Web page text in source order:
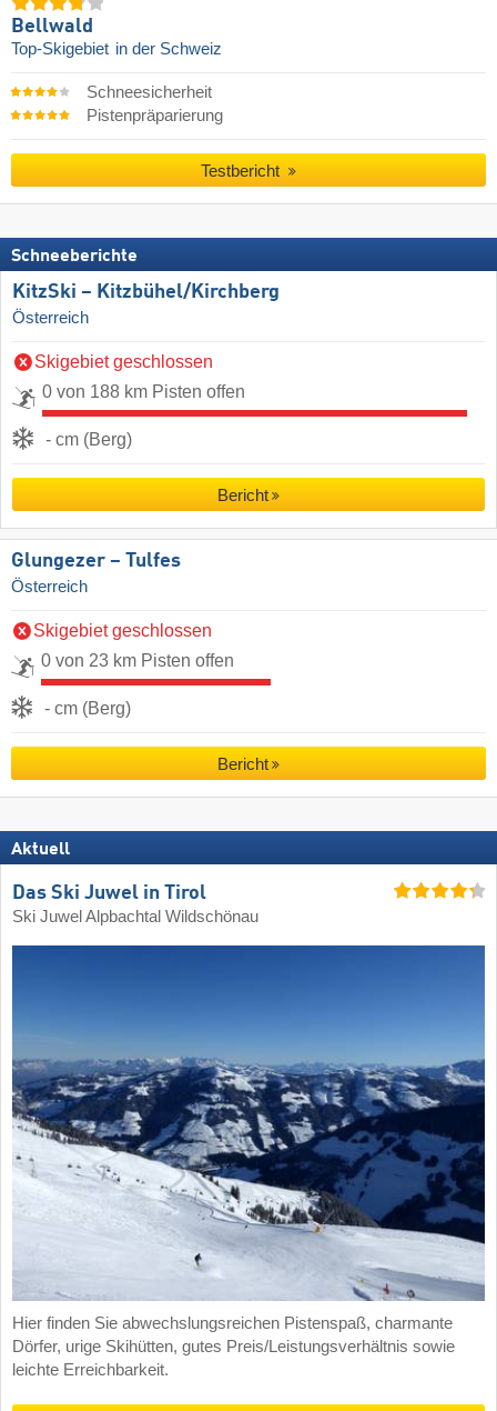
Bellwald
Top-Skigebiet in der Schweiz
Schneesicherheit
Pistenpräparierung
Testbericht
Schneeberichte
KitzSki – Kitzbühel/​Kirchberg
Österreich
Skigebiet geschlossen
0 von 188 km Pisten offen
- cm (Berg)
Bericht
Glungezer – Tulfes
Österreich
Skigebiet geschlossen
0 von 23 km Pisten offen
- cm (Berg)
Bericht
Aktuell
Das Ski Juwel in Tirol
Ski Juwel Alpbachtal Wildschönau
Hier finden Sie abwechslungsreichen Pistenspaß, charmante
Dörfer, urige Skihütten, gutes Preis/Leistungsverhältnis sowie
leichte Erreichbarkeit.